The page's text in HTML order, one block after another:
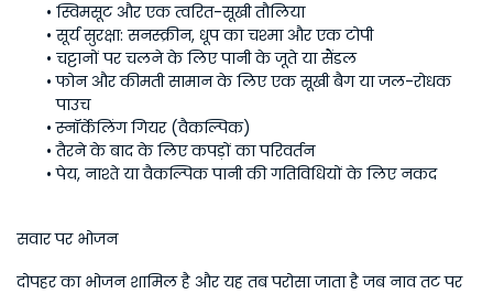
स्विमसूट और एक त्वरित-सूखी तौलिया
सूर्य सुरक्षा: सनस्क्रीन, धूप का चश्मा और एक टोपी
चट्टानों पर चलने के लिए पानी के जूते या सैंडल
फोन और कीमती सामान के लिए एक सूखी बैग या जल-रोधक
पाउच
स्नॉर्केलिंग गियर (वैकल्पिक)
तैरने के बाद के लिए कपड़ों का परिवर्तन
पेय, नाश्ते या वैकल्पिक पानी की गतिविधियों के लिए नकद
सवार पर भोजन
दोपहर का भोजन शामिल है और यह तब परोसा जाता है जब नाव तट पर